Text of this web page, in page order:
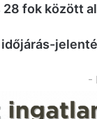
28 fok között
-